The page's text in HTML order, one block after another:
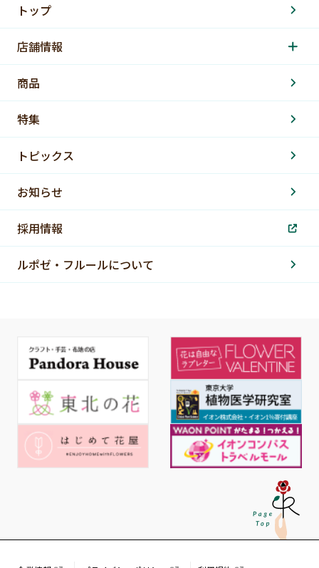
トップ
店舗情報
商品
特集
トピックス
お知らせ
採用情報
ルポゼ・フルールについて